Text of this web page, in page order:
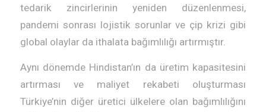
tedarik zincirlerinin yeniden düzenlenmesi,
pandemi sonrası lojistik sorunlar ve çip krizi gibi
global olaylar da ithalata bağımlılığı artırmıştır.
Aynı dönemde Hindistan’ın da üretim kapasitesini
artırması ve maliyet rekabeti oluşturması
Türkiye’nin diğer üretici ülkelere olan bağımlılığını